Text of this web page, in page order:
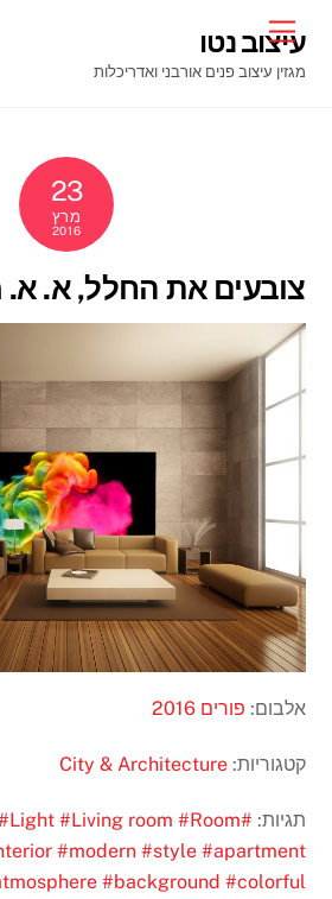
content
Menu
עיצוב נטו
מגזין עיצוב פנים אורבני ואדריכלות
23
מרץ
2016
צובעים את החלל, א.
אלבום: פורים 2016
קטגוריות: City & Architecture
תגיות: #Chair
#Living room #Room
#modern #style #apartment
#background #colorful